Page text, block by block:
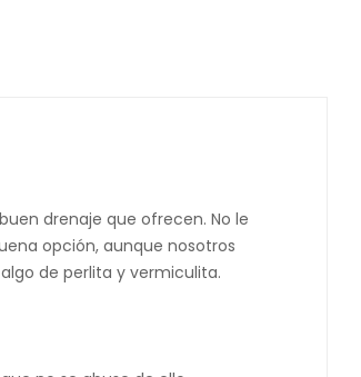
drenaje que ofrecen. No le
opción, aunque nosotros
de perlita y vermiculita.